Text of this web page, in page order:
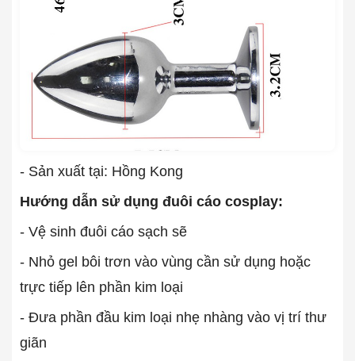
- Sản xuất tại: Hồng Kong
Hướng dẫn sử dụng đuôi cáo cosplay:
- Vệ sinh đuôi cáo sạch sẽ
- Nhỏ gel bôi trơn vào vùng cần sử dụng hoặc
trực tiếp lên phần kim loại
- Đưa phần đầu kim loại nhẹ nhàng vào vị trí thư
giãn